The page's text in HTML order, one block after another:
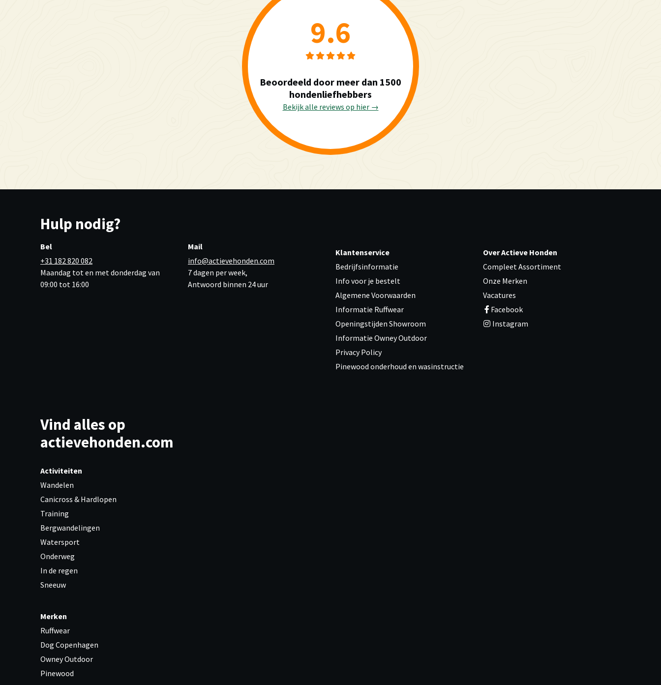
9.6
Beoordeeld door meer dan 1500
hondenliefhebbers
Bekijk alle reviews op hier →
Hulp nodig?
Bel
+31 182 820 082
Maandag tot en met donderdag van
09:00 tot 16:00
Mail
info@actievehonden.com
7 dagen per week,
Antwoord binnen 24 uur
Klantenservice
Bedrijfsinformatie
Info voor je bestelt
Algemene Voorwaarden
Informatie Ruffwear
Openingstijden Showroom
Informatie Owney Outdoor
Privacy Policy
Pinewood onderhoud en wasinstructie
Over Actieve Honden
Compleet Assortiment
Onze Merken
Vacatures
Facebook
Instagram
Vind alles op
actievehonden.com
Activiteiten
Wandelen
Canicross & Hardlopen
Training
Bergwandelingen
Watersport
Onderweg
In de regen
Sneeuw
Merken
Ruffwear
Dog Copenhagen
Owney Outdoor
Pinewood